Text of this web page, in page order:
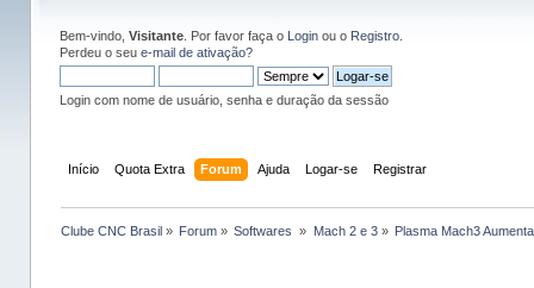
Bem-vindo, Visitante. Por favor faça o Loginou o Registro.
Perdeu o seu e-mail de ativação?
Login com nome de usuário, senha e duração da sessão
Início Quota Extra Forum Ajuda Logar-se Registrar
Clube CNC Brasil» Forum » Softwares » Mach 2 e 3» Plasma Mach3